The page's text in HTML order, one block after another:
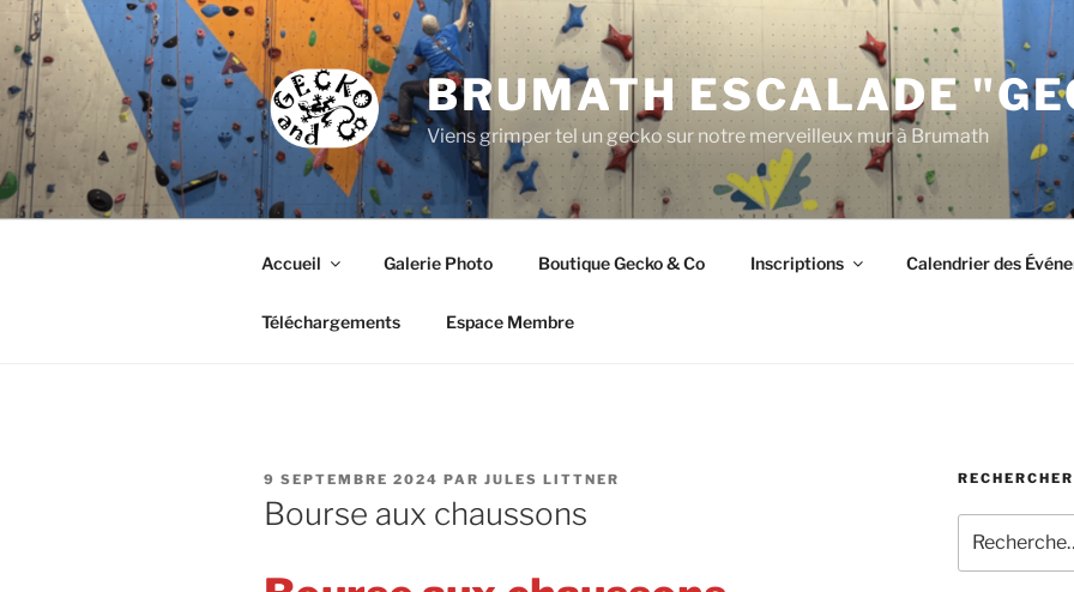
Aller
au
contenu
principal
BRUMATH ESCALADE
Viens grimper tel un gecko sur notre merveilleux mur à Brumath
Accueil Galerie Photo Boutique Gecko & Co Inscriptions Calendrier des
Téléchargements Espace Membre
PUBLIÉ
LE
9 SEPTEMBRE 2024 PAR JULES LITTNER
Bourse aux chaussons
RECHERCHER
pour
: